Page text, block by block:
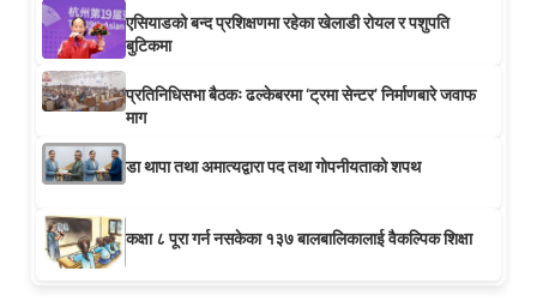
एसियाडको बन्द प्रशिक्षणमा रहेका खेलाडी रोयल र पशुपति
बुटिकमा
प्रतिनिधिसभा बैठकः ढल्केबरमा ‘ट्रमा सेन्टर’ निर्माणबारे जवाफ
माग
डा थापा तथा अमात्यद्वारा पद तथा गोपनीयताको शपथ
कक्षा ८ पूरा गर्न नसकेका १३७ बालबालिकालाई वैकल्पिक शिक्षा